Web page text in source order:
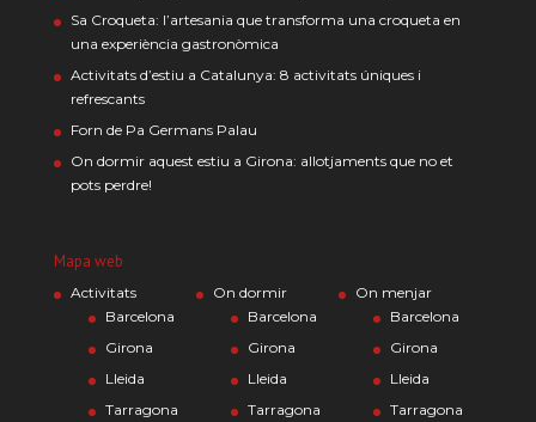
Sa Croqueta: l’artesania que transforma una croqueta en
una experiència gastronòmica
Activitats d’estiu a Catalunya: 8 activitats úniques i
refrescants
Forn de Pa Germans Palau
On dormir aquest estiu a Girona: allotjaments que no et
pots perdre!
Mapa web
Activitats
Barcelona
Girona
Lleida
Tarragona
On dormir
Barcelona
Girona
Lleida
Tarragona
On menjar
Barcelona
Girona
Lleida
Tarragona